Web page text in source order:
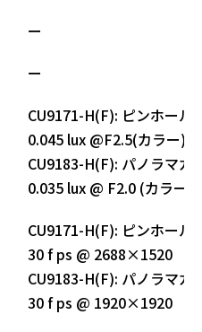
ー
ー
CU9171-H(F): ピンホール
0.045 lux @F2.5(カラー)
CU9183-H(F): パノラマカ
0.035 lux @ F2.0 (カラー)
CU9171-H(F): ピンホール
30 f ps @ 2688×1520
CU9183-H(F): パノラマカ
30 f ps @ 1920×1920